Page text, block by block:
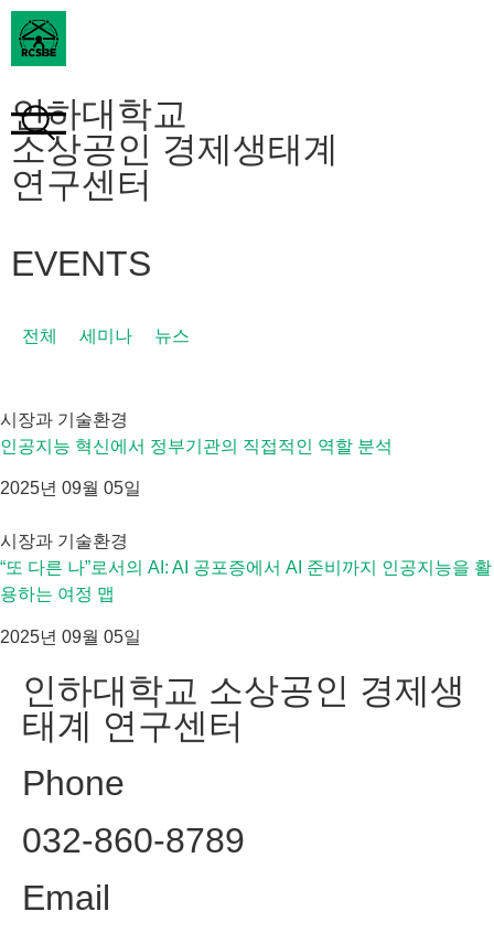
인하대학교
소상공인 경제생태계
연구센터
EVENTS
전체 세미나 뉴스
시장과 기술환경
인공지능 혁신에서 정부기관의 직접적인 역할 분석
2025년 09월 05일
시장과 기술환경
“또 다른 나”로서의 AI: AI 공포증에서 AI 준비까지 인공지능을 활
용하는 여정 맵
2025년 09월 05일
인하대학교 소상공인 경제생
태계 연구센터
Phone
032-860-8789
Email